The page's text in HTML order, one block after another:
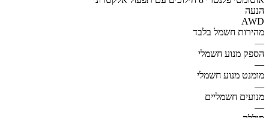
הנעה
AWD
מהירות חשמל בלבד
—
הספק מנוע חשמלי
—
מומנט מנוע חשמלי
—
מנועים חשמליים
—